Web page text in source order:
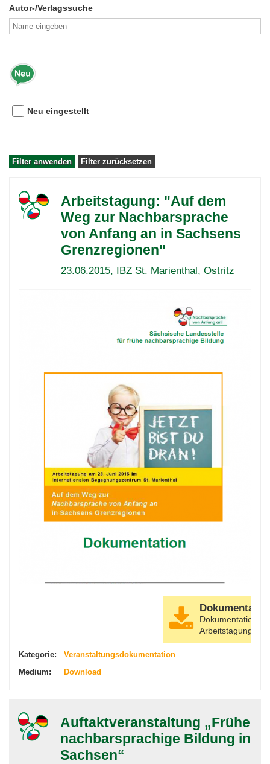
Tag der Nachbarsprachen 2023
Autor-/Verlagssuche
Neu eingestellt
Arbeitstagung: "Auf dem
Weg zur Nachbarsprache
von Anfang an in Sachsens
Grenzregionen"
23.06.2015, IBZ St. Marienthal, Ostritz
Dokumentation
Arbeitstagung
Kategorie:
Veranstaltungsdokumentation
Medium:
Download
Auftaktveranstaltung „Frühe
nachbarsprachige Bildung in
Sachsen“